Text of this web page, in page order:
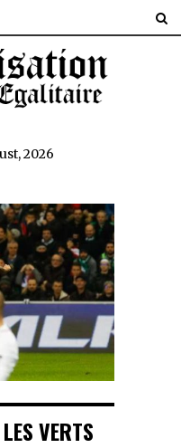
2026
VERTS